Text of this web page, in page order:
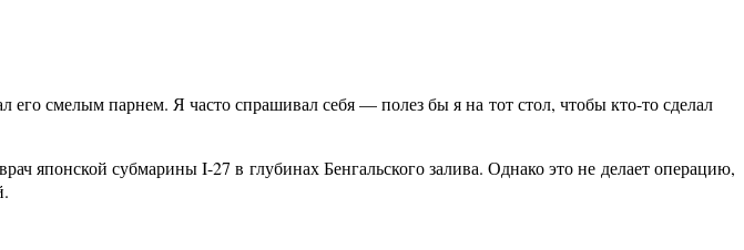
его смелым парнем. Я часто спрашивал себя — полез бы я на тот стол, чтобы кто-то сделал
субмарины I-27 в глубинах Бенгальского залива. Однако это не делает операцию,